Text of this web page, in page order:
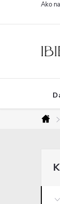
Ako
o